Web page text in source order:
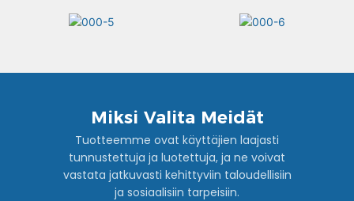
Miksi Valita Meidät
Tuotteemme ovat käyttäjien laajasti
tunnustettuja ja luotettuja, ja ne voivat
vastata jatkuvasti kehittyviin taloudellisiin
ja sosiaalisiin tarpeisiin.